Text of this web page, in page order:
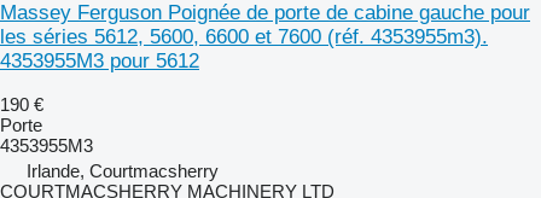
Massey Ferguson Poignée de porte de cabine gauche pour
les séries 5612, 5600, 6600 et 7600 (réf. 4353955m3).
4353955M3 pour 5612
190 €
Porte
4353955M3
Irlande, Courtmacsherry
COURTMACSHERRY MACHINERY LTD